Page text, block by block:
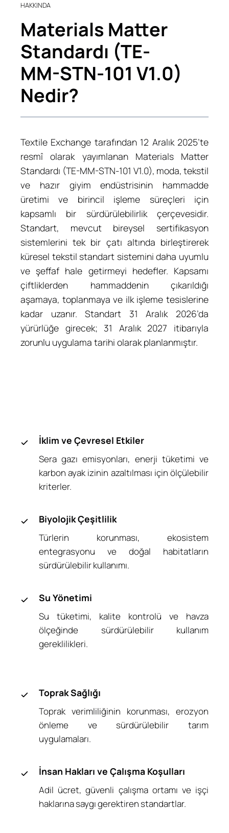
HAKKINDA
Materials Matter
Standardı (TE-
MM-STN-101 V1.0)
Nedir?
Textile Exchange tarafından 12 Aralık 2025’te
resmî olarak yayımlanan Materials Matter
Standardı (TE-MM-STN-101 V1.0), moda, tekstil
ve hazır giyim endüstrisinin hammadde
üretimi ve birincil işleme süreçleri için
kapsamlı bir sürdürülebilirlik çerçevesidir.
Standart, mevcut bireysel sertifikasyon
sistemlerini tek bir çatı altında birleştirerek
küresel tekstil standart sistemini daha uyumlu
ve şeffaf hale getirmeyi hedefler. Kapsamı
çiftliklerden hammaddenin çıkarıldığı
aşamaya, toplanmaya ve ilk işleme tesislerine
kadar uzanır. Standart 31 Aralık 2026’da
yürürlüğe girecek; 31 Aralık 2027 itibarıyla
zorunlu uygulama tarihi olarak planlanmıştır.
İklim ve Çevresel Etkiler
Sera gazı emisyonları, enerji tüketimi ve
karbon ayak izinin azaltılması için ölçülebilir
kriterler.
Biyolojik Çeşitlilik
Türlerin korunması, ekosistem
entegrasyonu ve doğal habitatların
sürdürülebilir kullanımı.
Su Yönetimi
Su tüketimi, kalite kontrolü ve havza
ölçeğinde sürdürülebilir kullanım
gereklilikleri.
Toprak Sağlığı
Toprak verimliliğinin korunması, erozyon
önleme ve sürdürülebilir tarım
uygulamaları.
İnsan Hakları ve Çalışma Koşulları
Adil ücret, güvenli çalışma ortamı ve işçi
haklarına saygı gerektiren standartlar.